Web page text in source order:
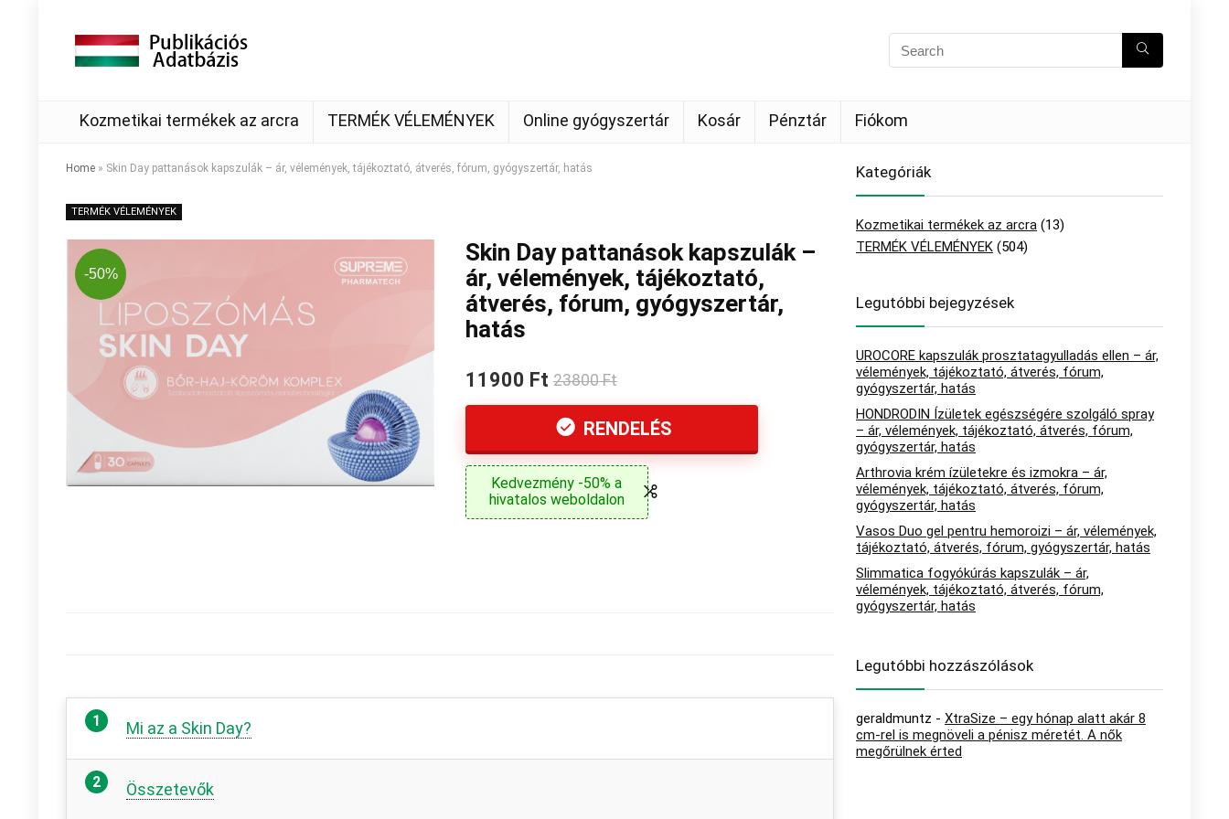
Kozmetikai termékek az arcra TERMÉK VÉLEMÉNYEK Online gyógyszertár Kosár Pénztár Fiókom
Home » Skin Day pattanások kapszulák – ár, vélemények, tájékoztató, átverés, fórum, gyógyszertár, hatás
TERMÉK VÉLEMÉNYEK
-50%
Skin Day pattanások kapszulák –
ár, vélemények, tájékoztató,
átverés, fórum, gyógyszertár,
hatás
11900 Ft 23800 Ft
RENDELÉS
Kedvezmény -50% a
hivatalos weboldalon
Mi az a Skin Day?
Összetevők
Kategóriák
Kozmetikai termékek az arcra (13)
TERMÉK VÉLEMÉNYEK (504)
Legutóbbi bejegyzések
UROCORE kapszulák prosztatagyulladás ellen – ár,
vélemények, tájékoztató, átverés, fórum,
gyógyszertár, hatás
HONDRODIN Ízületek egészségére szolgáló spray
– ár, vélemények, tájékoztató, átverés, fórum,
gyógyszertár, hatás
Arthrovia krém ízületekre és izmokra – ár,
vélemények, tájékoztató, átverés, fórum,
gyógyszertár, hatás
Vasos Duo gel pentru hemoroizi – ár, vélemények,
tájékoztató, átverés, fórum, gyógyszertár, hatás
Slimmatica fogyókúrás kapszulák – ár,
vélemények, tájékoztató, átverés, fórum,
gyógyszertár, hatás
Legutóbbi hozzászólások
geraldmuntz - XtraSize – egy hónap alatt akár 8
cm-rel is megnöveli a pénisz méretét. A nők
megőrülnek érted